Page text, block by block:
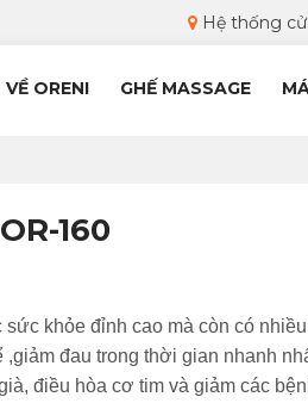
Hệ thống
VỀ ORENI GHẾ MASSAGE
160
khỏe đỉnh cao mà còn có
đau trong thời gian nhanh
điều hòa cơ tim và giảm các